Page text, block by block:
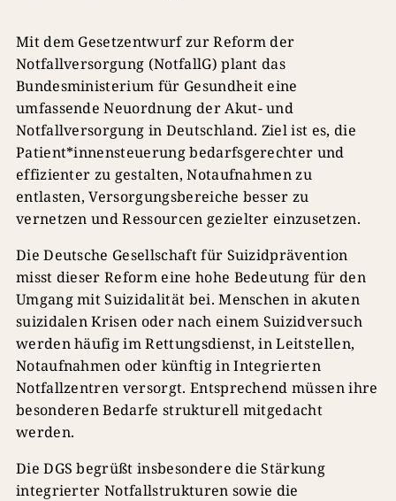
Mit dem Gesetzentwurf zur Reform der
Notfallversorgung (NotfallG) plant das
Bundesministerium für Gesundheit eine
umfassende Neuordnung der Akut- und
Notfallversorgung in Deutschland. Ziel ist es, die
Patient*innensteuerung bedarfsgerechter und
effizienter zu gestalten, Notaufnahmen zu
entlasten, Versorgungsbereiche besser zu
vernetzen und Ressourcen gezielter einzusetzen.
Die Deutsche Gesellschaft für Suizidprävention
misst dieser Reform eine hohe Bedeutung für den
Umgang mit Suizidalität bei. Menschen in akuten
suizidalen Krisen oder nach einem Suizidversuch
werden häufig im Rettungsdienst, in Leitstellen,
Notaufnahmen oder künftig in Integrierten
Notfallzentren versorgt. Entsprechend müssen ihre
besonderen Bedarfe strukturell mitgedacht
werden.
Die DGS begrüßt insbesondere die Stärkung
integrierter Notfallstrukturen sowie die